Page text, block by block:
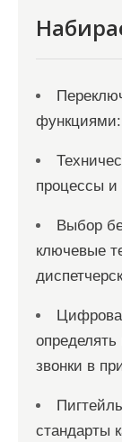
процессы и
Выбор
ключевые
звонки в
стандарты